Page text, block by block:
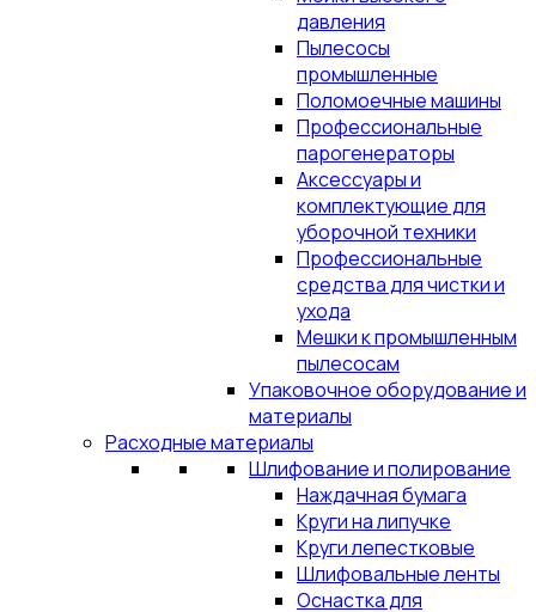
давления
Пылесосы
промышленные
Поломоечные машины
Профессиональные
парогенераторы
Аксессуары и
комплектующие для
уборочной техники
Профессиональные
средства для чистки и
ухода
Мешки к промышленным
пылесосам
Упаковочное оборудование и
материалы
Расходные материалы
Шлифование и полирование
Наждачная бумага
Круги на липучке
Круги лепестковые
Шлифовальные ленты
Оснастка для